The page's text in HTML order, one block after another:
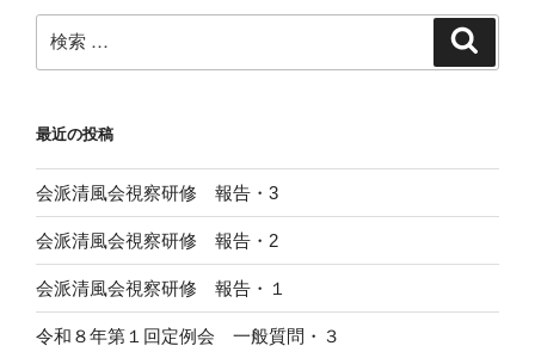
ン
検
索:
最近の投稿
会派清風会視察研修 報告・3
会派清風会視察研修 報告・2
会派清風会視察研修 報告・１
令和８年第１回定例会 一般質問・３